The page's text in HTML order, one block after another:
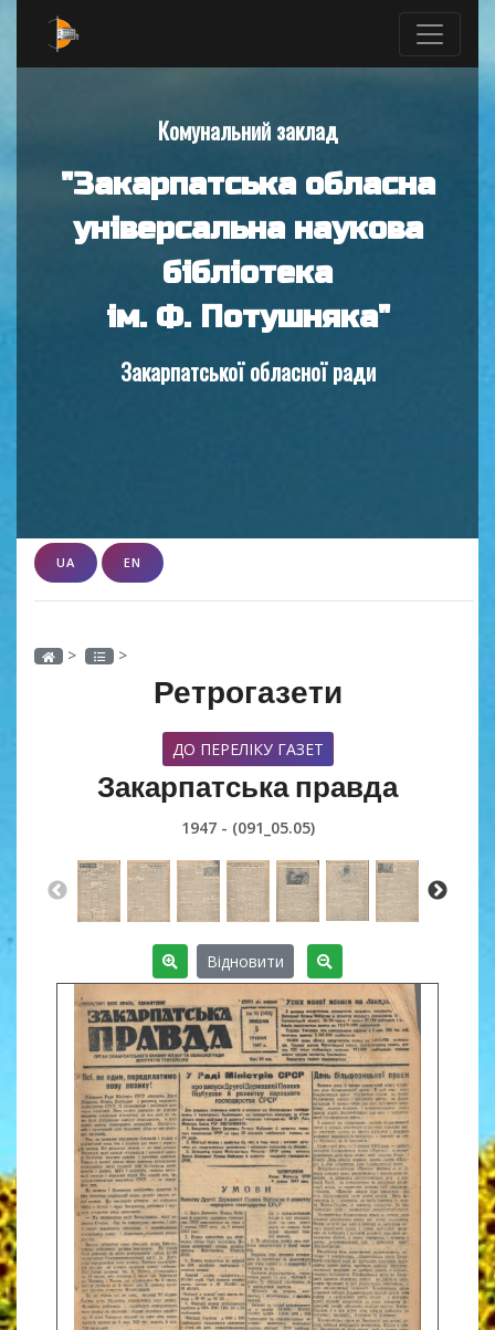
Комунальний заклад
"Закарпатська обласна
універсальна наукова
бібліотека
ім. Ф. Потушняка"
Закарпатської обласної ради
UA EN
> >
Ретрогазети
ДО ПЕРЕЛІКУ ГАЗЕТ
Закарпатська правда
1947 - (091_05.05)
Відновити